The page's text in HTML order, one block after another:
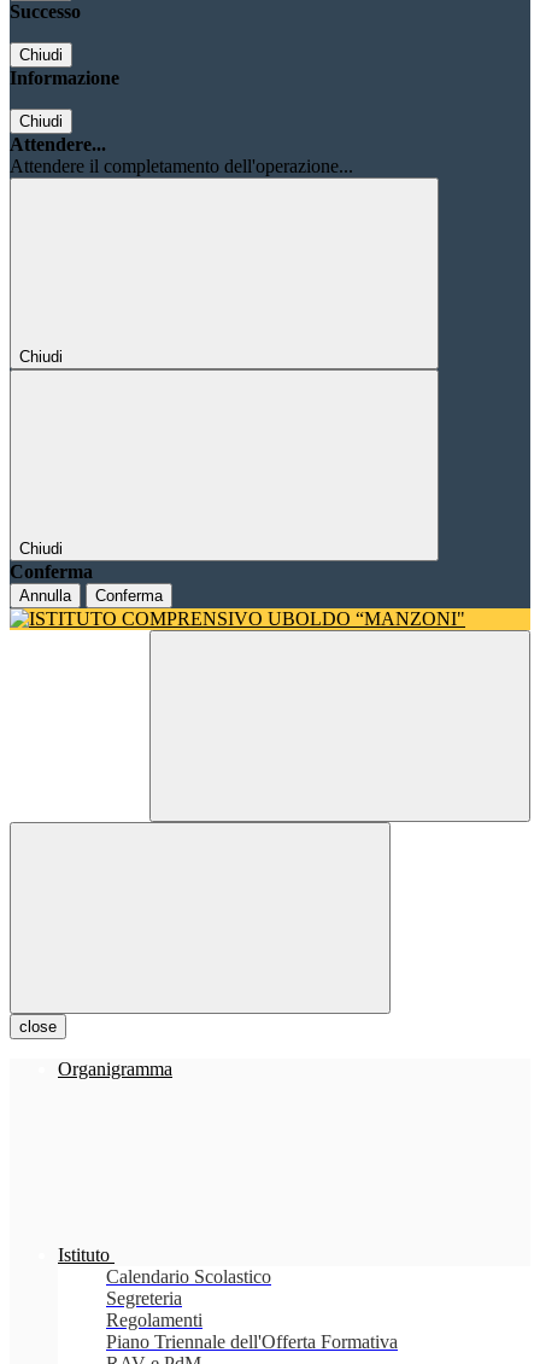
Successo
Chiudi
Informazione
Chiudi
Attendere...
Attendere il completamento dell'operazione...
Chiudi
Chiudi
Conferma
Annulla Conferma
close
Organigramma
Istituto
Calendario Scolastico
Segreteria
Regolamenti
Piano Triennale dell'Offerta Formativa